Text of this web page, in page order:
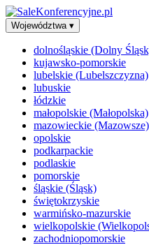
Województwa ▾
dolnośląskie (Dolny
kujawsko-pomorskie
lubelskie (Lubelszczyzna)
lubuskie
łódzkie
małopolskie (Małopolska)
mazowieckie (Mazowsze)
opolskie
podkarpackie
podlaskie
pomorskie
śląskie (Śląsk)
świętokrzyskie
warmińsko-mazurskie
wielkopolskie
zachodniopomorskie